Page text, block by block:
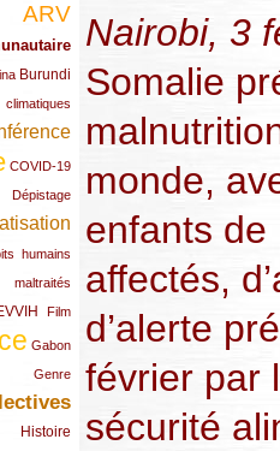
ARV
Burundi
COVID-19
Dépistage
humains
Film
Gabon
Genre
Histoire
Nairobi, 3
Somalie
monde,
enfants de
affectés,
d’alerte
février par
sécurité